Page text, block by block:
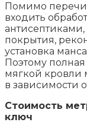
Помимо
входить
покрытия,
установка
Поэтому
мягкой кровли
в зависимости
Стоимость
ключ